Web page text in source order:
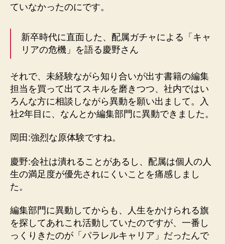
ていなかったのにです。
新卒時代に直面した、配属ガチャによる「キャ
リアの危機」を語る慶野さん
それで、未経験ながら知り合いが出す書籍の編集
担当を買って出てスキルを磨きつつ、社内ではい
ろんな方に相談しながら異動を願い出まして。入
社2年目に、なんとか編集部門に異動できました。
岡田:強烈な原体験ですね。
慶野:会社は潰れることがあるし、配属は個人の人
生の満足度が優先されにくいことを痛感しまし
た。
編集部門に異動してからも、人生をかけられる旗
を探してあれこれ活動していたのですが、一番し
っくりきたのが「パラレルキャリア」だったんで